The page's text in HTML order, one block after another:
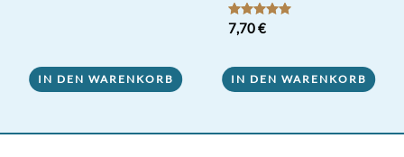
IN DEN WARENKORB
Bewertet mit
5.00
7,70€
IN DEN WARENKORB